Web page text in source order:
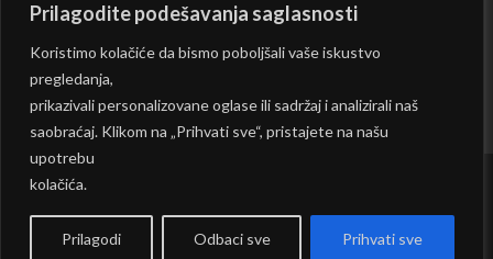
Prilagodite podešavanja saglasnosti
Koristimo kolačiće da bismo poboljšali vaše iskustvo
pregledanja,
prikazivali personalizovane oglase ili sadržaj i analizirali naš
saobraćaj. Klikom na „Prihvati sve“, pristajete na našu
upotrebu
kolačića.
Prilagodi Odbaci sve Prihvati sve
Powered by: